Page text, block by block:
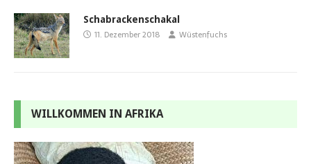
Schabrackenschakal
11. Dezember 2018 Wüstenfuchs
WILLKOMMEN IN AFRIKA